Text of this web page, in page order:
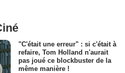
"C'était une erreur" : si c'était à
refaire, Tom Holland n'aurait
pas joué ce blockbuster de la
même manière !